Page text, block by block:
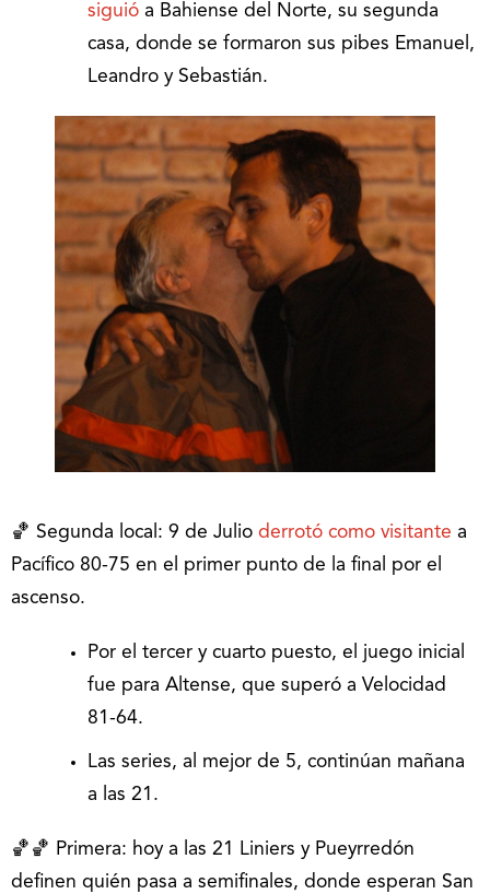
siguió a Bahiense del Norte, su segunda
casa, donde se formaron sus pibes Emanuel,
Leandro y Sebastián.
🏀 Segunda local: 9 de Julio derrotó como visitante a
Pacífico 80-75 en el primer punto de la final por el
ascenso.
Por el tercer y cuarto puesto, el juego inicial
fue para Altense, que superó a Velocidad
81-64.
Las series, al mejor de 5, continúan mañana
a las 21.
🏀🏀 Primera: hoy a las 21 Liniers y Pueyrredón
definen quién pasa a semifinales, donde esperan San